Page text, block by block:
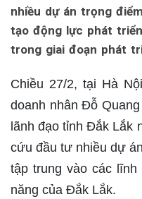
nhiều dự án trọng
tạo động lực phát
trong giai đoạn phát
Chiều 27/2, tại Hà
doanh nhân Đỗ
lãnh đạo tỉnh Đắk Lắk
cứu đầu tư nhiều dự
tập trung vào các
năng của Đắk Lắk.